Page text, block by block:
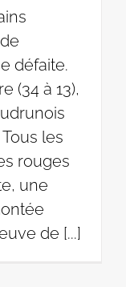
défaite.
(34 à 13),
les
rouges
une
de [...]